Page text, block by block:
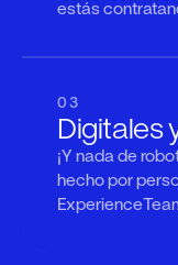
estás
03
Digitales
¡Y nada de
hecho por